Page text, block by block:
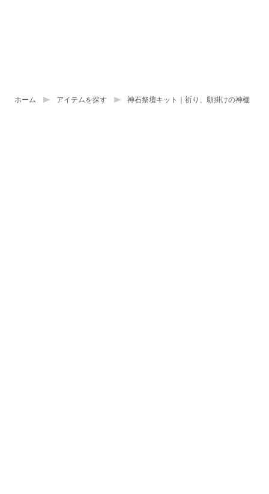
ホーム アイテムを探す 神石祭壇キット｜祈り、願掛けの神棚